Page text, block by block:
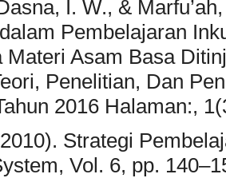
I. W., &
Pembelajaran
Materi Asam Basa
Penelitian, Dan
2016 Halaman:,
Strategi
Vol. 6, pp.